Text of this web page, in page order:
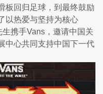
板回归足球，到最终鼓励
以热爱与坚持为核心
生携手Vans，邀请中国关
中心共同支持中国下一代